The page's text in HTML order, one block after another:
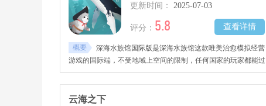
更新时间：
2025-07-03
查看详情
评分： 5.8
概要
深海水族馆国际版是深海水族馆这款唯美治愈模拟经营
游戏的国际端，不受地域上空间的限制，任何国家的玩家都能过
跨越语言不同的障碍，一起享受来自深海生物的治愈。点击即可
完成所有操作，轻松无压力快乐拍照。
云海之下